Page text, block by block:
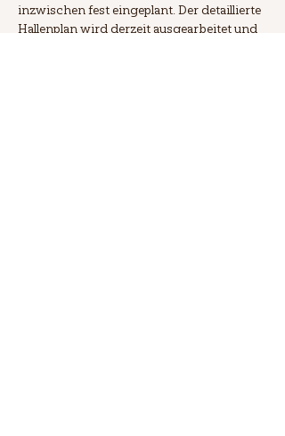
inzwischen fest eingeplant. Der detaillierte
Hallenplan wird derzeit ausgearbeitet und